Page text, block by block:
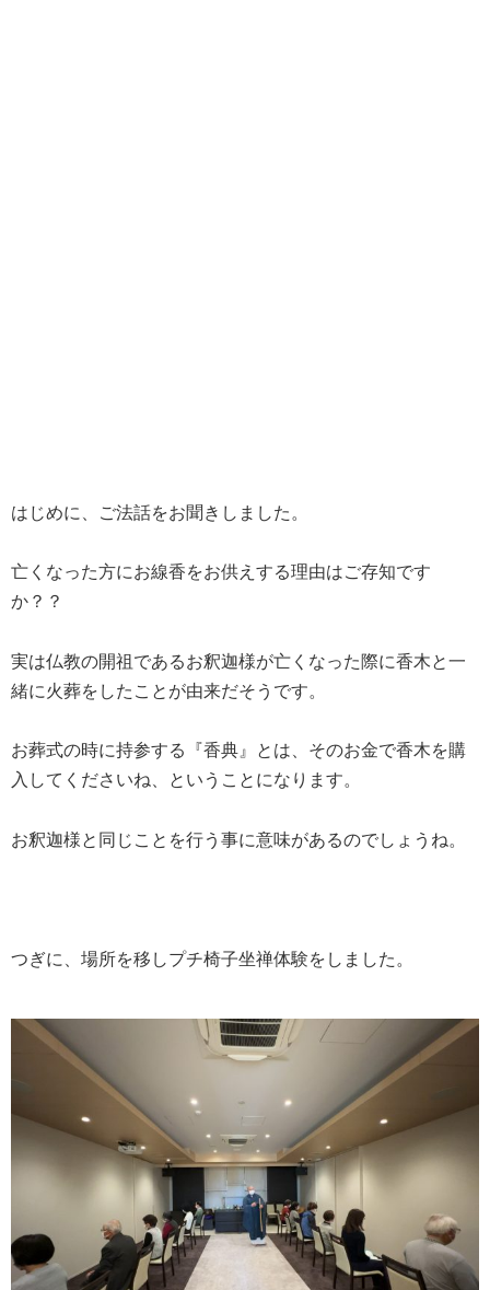
はじめに、ご法話をお聞きしました。
亡くなった方にお線香をお供えする理由はご存知です
か？？
実は仏教の開祖であるお釈迦様が亡くなった際に香木と一
緒に火葬をしたことが由来だそうです。
お葬式の時に持参する『香典』とは、そのお金で香木を購
入してくださいね、ということになります。
お釈迦様と同じことを行う事に意味があるのでしょうね。
つぎに、場所を移しプチ椅子坐禅体験をしました。